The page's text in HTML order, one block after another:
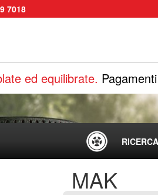
7018
ed equilibrate.
MAK